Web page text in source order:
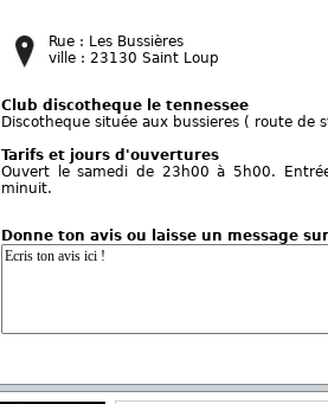
Rue : Les Bussières
ville : 23130 Saint Loup
Club discotheque le tennessee
Discotheque située aux bussieres ( route de
Tarifs et jours d'ouvertures
Ouvert le samedi de 23h00 à 5h00.
minuit.
Donne ton avis ou laisse un message